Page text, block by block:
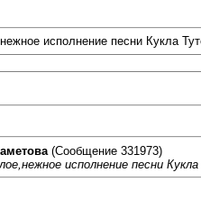
исполнение песни Кукла
(Сообщение 331973)
исполнение песни